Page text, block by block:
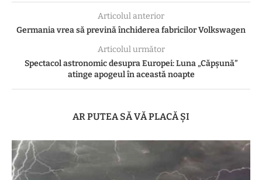
Articolul anterior
Germania vrea să prevină închiderea fabricilor Volkswagen
Articolul următor
Spectacol astronomic desupra Europei: Luna „Căpșună”
atinge apogeul în această noapte
AR PUTEA SĂ VĂ PLACĂ ȘI